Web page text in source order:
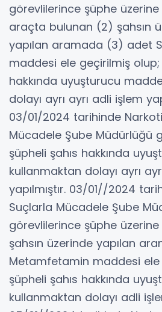
görevlilerince şüphe
araçta bulunan (2) şahsın
yapılan aramada (3) adet
maddesi ele geçirilmiş olup;
hakkında uyuşturucu
dolayı ayrı ayrı adli işlem
03/01/2024 tarihinde
Mücadele Şube Müdürlüğü
şüpheli şahıs hakkında
kullanmaktan dolayı ayrı
yapılmıştır. 03/01//2024
Suçlarla Mücadele Şube
görevlilerince şüphe
şahsın üzerinde yapılan
Metamfetamin maddesi
şüpheli şahıs hakkında
kullanmaktan dolayı adli